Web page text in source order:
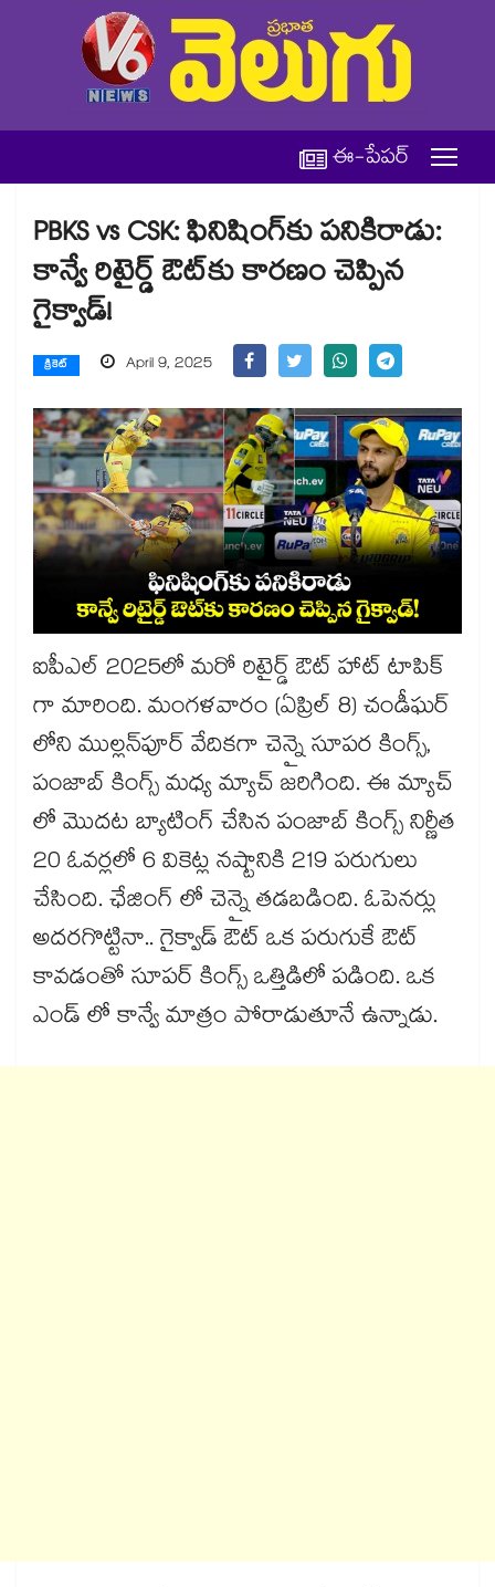
ఈ-పేపర్
PBKS vs CSK: ఫినిషింగ్‌కు పనికిరాడు:
కాన్వే రిటైర్డ్ ఔట్‌కు కారణం చెప్పిన
గైక్వాడ్!
క్రికెట్ April 9, 2025
ఐపీఎల్ 2025లో మరో రిటైర్డ్ ఔట్ హాట్ టాపిక్
గా మారింది. మంగళవారం (ఏప్రిల్ 8) చండీఘర్
లోని ముల్లన్‌‌‌‌‌‌‌‌పూర్‌‌‌‌‌‌‌‌‌‌‌‌‌‌‌‌ వేదికగా చెన్నై సూపర కింగ్స్,
పంజాబ్ కింగ్స్ మధ్య మ్యాచ్ జరిగింది. ఈ మ్యాచ్
లో మొదట బ్యాటింగ్ చేసిన పంజాబ్ కింగ్స్ నిర్ణీత
20 ఓవర్లలో 6 వికెట్ల నష్టానికి 219 పరుగులు
చేసింది. ఛేజింగ్ లో చెన్నై తడబడింది. ఓపెనర్లు
అదరగొట్టినా.. గైక్వాడ్ ఔట్ ఒక పరుగుకే ఔట్
కావడంతో సూపర్ కింగ్స్ ఒత్తిడిలో పడింది. ఒక
ఎండ్ లో కాన్వే మాత్రం పోరాడుతూనే ఉన్నాడు.